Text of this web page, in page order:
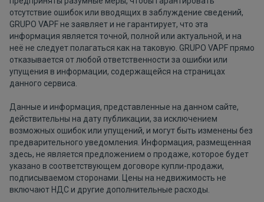
отсутствие ошибок или вводящих в заблуждение сведений,
GRUPO VAPF не заявляет и не гарантирует, что эта
информация является точной, полной или актуальной, и на
неё не следует полагаться как на таковую. GRUPO VAPF прямо
отказывается от любой ответственности за ошибки или
упущения в информации, содержащейся на страницах
данного сервиса.
Данные и информация, представленные на данном сайте,
действительны на дату публикации, за исключением
возможных ошибок или упущений, и могут быть изменены без
предварительного уведомления. Информация, размещенная
здесь, не является предложением о продаже, которое будет
указано в соответствующем договоре купли-продажи,
подписываемом сторонами. Цены на недвижимость не
включают НДС и другие дополнительные расходы.